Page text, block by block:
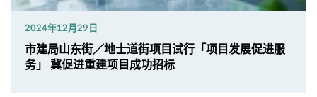
2024年12月29日
市建局山东街／地士道街项目试行「项目发展促进服
务」 冀促进重建项目成功招标